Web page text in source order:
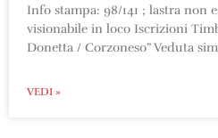
Info stampa: 98/141 ; lastra non
visionabile in loco Iscrizioni
Donetta / Corzoneso” Veduta
VEDI »